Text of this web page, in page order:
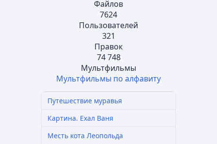
Файлов
7624
Пользователей
321
Правок
74 748
Мультфильмы
Мультфильмы по алфавиту
Путешествие муравья
Картина. Ехал Ваня
Месть кота Леопольда